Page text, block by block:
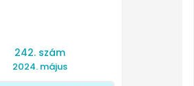
242. szám
2024. május